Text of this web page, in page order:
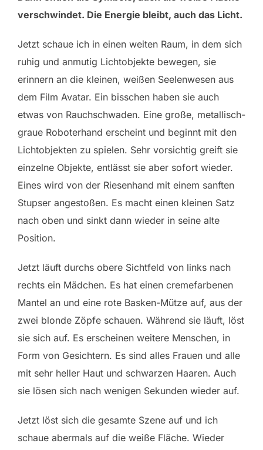
verschwindet. Die Energie bleibt, auch das Licht.
Jetzt schaue ich in einen weiten Raum, in dem sich
ruhig und anmutig Lichtobjekte bewegen, sie
erinnern an die kleinen, weißen Seelenwesen aus
dem Film Avatar. Ein bisschen haben sie auch
etwas von Rauchschwaden. Eine große, metallisch-
graue Roboterhand erscheint und beginnt mit den
Lichtobjekten zu spielen. Sehr vorsichtig greift sie
einzelne Objekte, entlässt sie aber sofort wieder.
Eines wird von der Riesenhand mit einem sanften
Stupser angestoßen. Es macht einen kleinen Satz
nach oben und sinkt dann wieder in seine alte
Position.
Jetzt läuft durchs obere Sichtfeld von links nach
rechts ein Mädchen. Es hat einen cremefarbenen
Mantel an und eine rote Basken-Mütze auf, aus der
zwei blonde Zöpfe schauen. Während sie läuft, löst
sie sich auf. Es erscheinen weitere Menschen, in
Form von Gesichtern. Es sind alles Frauen und alle
mit sehr heller Haut und schwarzen Haaren. Auch
sie lösen sich nach wenigen Sekunden wieder auf.
Jetzt löst sich die gesamte Szene auf und ich
schaue abermals auf die weiße Fläche. Wieder